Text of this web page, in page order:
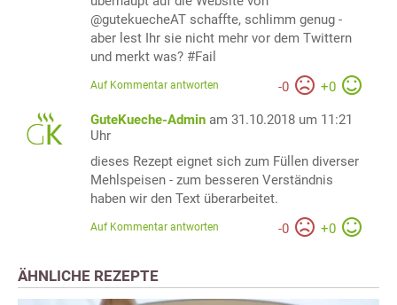
@gutekuecheAT schaffte, schlimm genug -
aber lest Ihr sie nicht mehr vor dem Twittern
und merkt was? #Fail
-0 +0
Auf Kommentar antworten
GuteKueche-Admin am 31.10.2018 um 11:21
Uhr
dieses Rezept eignet sich zum Füllen diverser
Mehlspeisen - zum besseren Verständnis
haben wir den Text überarbeitet.
-0 +0
Auf Kommentar antworten
ÄHNLICHE REZEPTE